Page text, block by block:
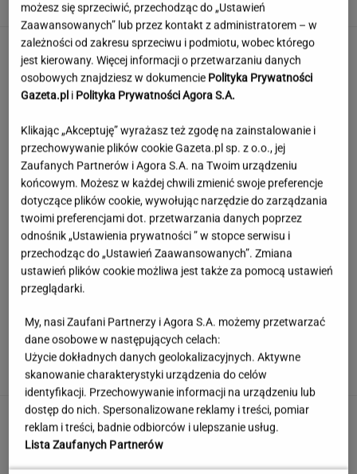
Sprawdzili biżuterię. Normy bezpieczeństwa
przekroczono setki razy
Jerzy Zięba w Kancelarii Prezydenta.
"Fantastyczne spotkanie"
możesz się sprzeciwić, przechodząc do „Ustawień
Zaawansowanych” lub przez kontakt z administratorem – w
zależności od zakresu sprzeciwu i podmiotu, wobec którego
jest kierowany. Więcej informacji o przetwarzaniu danych
osobowych znajdziesz w dokumencie Polityka Prywatności
Gazeta.pl i Polityka Prywatności Agora S.A.
Klikając „Akceptuję” wyrażasz też zgodę na zainstalowanie i
przechowywanie plików cookie Gazeta.pl sp. z o.o., jej
Zaufanych Partnerów i Agora S.A. na Twoim urządzeniu
końcowym. Możesz w każdej chwili zmienić swoje preferencje
dotyczące plików cookie, wywołując narzędzie do zarządzania
twoimi preferencjami dot. przetwarzania danych poprzez
odnośnik „Ustawienia prywatności ” w stopce serwisu i
przechodząc do „Ustawień Zaawansowanych”. Zmiana
ustawień plików cookie możliwa jest także za pomocą ustawień
przeglądarki.
My, nasi Zaufani Partnerzy i Agora S.A. możemy przetwarzać
dane osobowe w następujących celach:
Użycie dokładnych danych geolokalizacyjnych. Aktywne
skanowanie charakterystyki urządzenia do celów
identyfikacji. Przechowywanie informacji na urządzeniu lub
dostęp do nich. Spersonalizowane reklamy i treści, pomiar
reklam i treści, badnie odbiorców i ulepszanie usług.
Lista Zaufanych Partnerów